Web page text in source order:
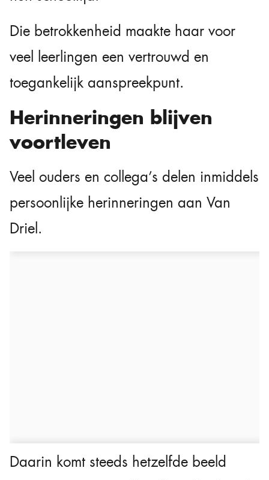
Die betrokkenheid maakte haar voor
veel leerlingen een vertrouwd en
toegankelijk aanspreekpunt.
Herinneringen blijven
voortleven
Veel ouders en collega’s delen inmiddels
persoonlijke herinneringen aan Van
Driel.
Daarin komt steeds hetzelfde beeld